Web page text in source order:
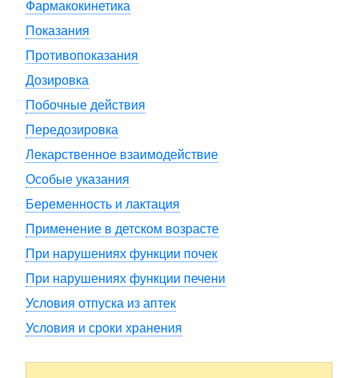
Фармакокинетика
Показания
Противопоказания
Дозировка
Побочные действия
Передозировка
Лекарственное взаимодействие
Особые указания
Беременность и лактация
Применение в детском возрасте
При нарушениях функции почек
При нарушениях функции печени
Условия отпуска из аптек
Условия и сроки хранения